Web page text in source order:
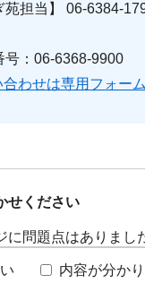
苑担当】 06-6384-
号：06-6368-9900
合わせは専用フォー
せください
に問題点はありまし
内容が分か